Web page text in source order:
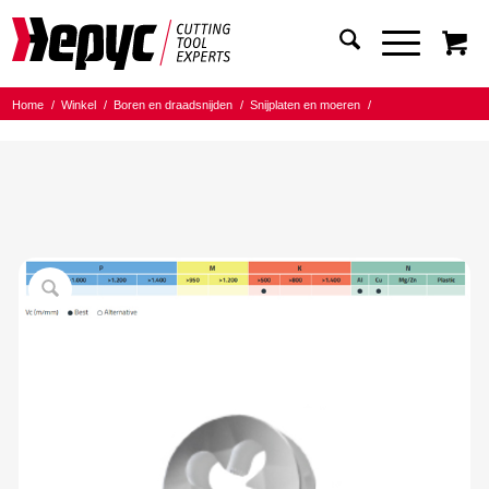
Home / Winkel / Boren en draadsnijden / Snijplaten en moeren
/